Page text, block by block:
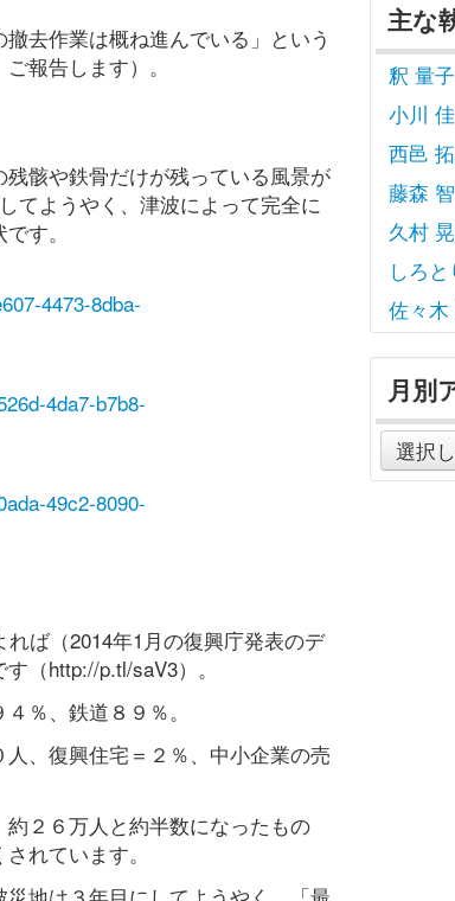
去作業は概ね進んでいる」という
報告します）。
骸や鉄骨だけが残っている風景が
てようやく、津波によって完全に
す。
4473-8dba-
4da7-b7b8-
49c2-8090-
ば（2014年1月の復興庁発表のデ
（http://p.tl/saV3）。
％、鉄道８９％。
、復興住宅＝２％、中小企業の売
２６万人と約半数になったもの
れています。
主な
釈 量子
小川
西邑
藤森
久村
しろ
佐々
月別
選択